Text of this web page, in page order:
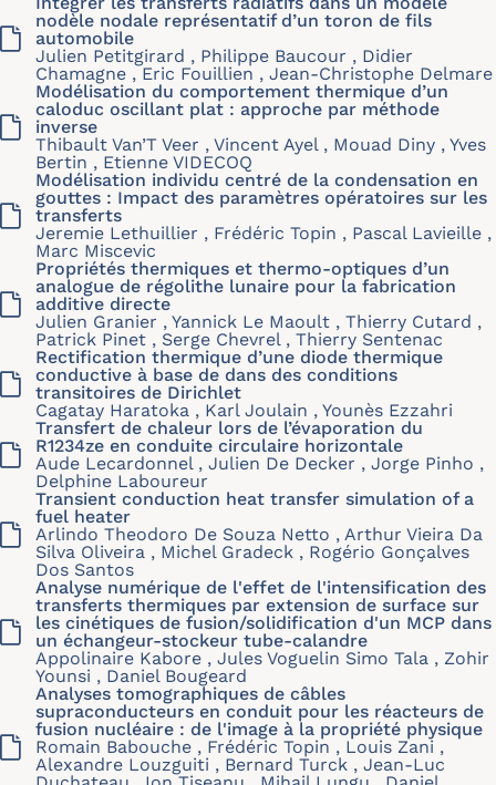
nodèle nodale représentatif d’un toron de fils
automobile
Julien Petitgirard , Philippe Baucour , Didier
Chamagne , Eric Fouillien , Jean-Christophe Delmare
Modélisation du comportement thermique d’un
caloduc oscillant plat : approche par méthode
inverse
Thibault Van’T Veer , Vincent Ayel , Mouad Diny , Yves
Bertin , Etienne VIDECOQ
Modélisation individu centré de la condensation en
gouttes : Impact des paramètres opératoires sur les
transferts
Jeremie Lethuillier , Frédéric Topin , Pascal Lavieille ,
Marc Miscevic
Propriétés thermiques et thermo-optiques d’un
analogue de régolithe lunaire pour la fabrication
additive directe
Julien Granier , Yannick Le Maoult , Thierry Cutard ,
Patrick Pinet , Serge Chevrel , Thierry Sentenac
Rectification thermique d’une diode thermique
conductive à base de dans des conditions
transitoires de Dirichlet
Cagatay Haratoka , Karl Joulain , Younès Ezzahri
Transfert de chaleur lors de l’évaporation du
R1234ze en conduite circulaire horizontale
Aude Lecardonnel , Julien De Decker , Jorge Pinho ,
Delphine Laboureur
Transient conduction heat transfer simulation of a
fuel heater
Arlindo Theodoro De Souza Netto , Arthur Vieira Da
Silva Oliveira , Michel Gradeck , Rogério Gonçalves
Dos Santos
Analyse numérique de l'effet de l'intensification des
transferts thermiques par extension de surface sur
les cinétiques de fusion/solidification d'un MCP dans
un échangeur-stockeur tube-calandre
Appolinaire Kabore , Jules Voguelin Simo Tala , Zohir
Younsi , Daniel Bougeard
Analyses tomographiques de câbles
supraconducteurs en conduit pour les réacteurs de
fusion nucléaire : de l'image à la propriété physique
Romain Babouche , Frédéric Topin , Louis Zani ,
Alexandre Louzguiti , Bernard Turck , Jean-Luc